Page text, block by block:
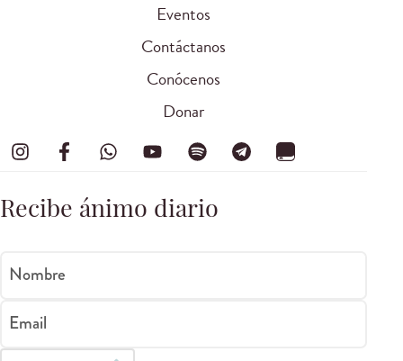
Eventos
Contáctanos
Conócenos
Donar
Recibe ánimo diario
Nombre
Email